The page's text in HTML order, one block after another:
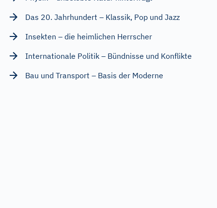
Das 20. Jahrhundert – Klassik, Pop und Jazz
Insekten – die heimlichen Herrscher
Internationale Politik – Bündnisse und Konflikte
Bau und Transport – Basis der Moderne